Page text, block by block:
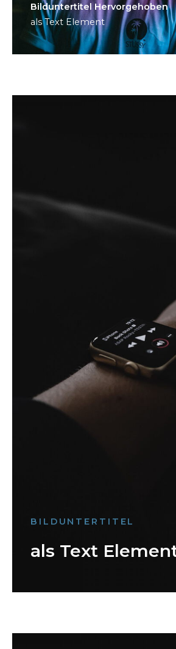
Bild­unter­titel Hervorgehoben
als Text Element
BILDUNTERTITEL
als Text